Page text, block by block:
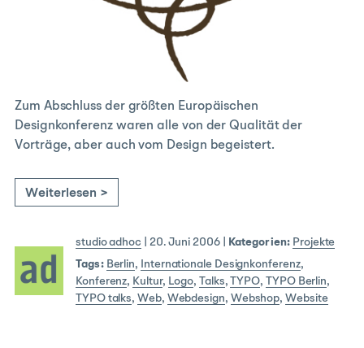
Zum Abschluss der größten Europäischen
Designkonferenz waren alle von der Qualität der
Vorträge, aber auch vom Design begeistert.
Weiterlesen >
studio adhoc 20. Juni 2006| Kategorien: Projekte
Tags: Berlin, Internationale Designkonferenz,
Konferenz, Kultur, Logo,Talks,TYPO,TYPO Berlin,
TYPO talks,Web, Webdesign, Webshop,Website